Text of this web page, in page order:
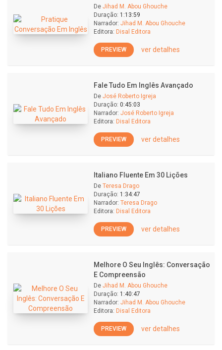
De Jihad M. Abou Ghouche
Duração: 1:13:59
Narrador: Jihad M. Abou Ghouche
Editora: Disal Editora
PREVIEW ver detalhes
Fale Tudo Em Inglês Avançado
De José Roberto Igreja
Duração: 0:45:03
Narrador: José Roberto Igreja
Editora: Disal Editora
PREVIEW ver detalhes
Italiano Fluente Em 30 Lições
De Teresa Drago
Duração: 1:34:47
Narrador: Teresa Drago
Editora: Disal Editora
PREVIEW ver detalhes
Melhore O Seu Inglês: Conversação
E Compreensão
De Jihad M. Abou Ghouche
Duração: 1:40:47
Narrador: Jihad M. Abou Ghouche
Editora: Disal Editora
PREVIEW ver detalhes